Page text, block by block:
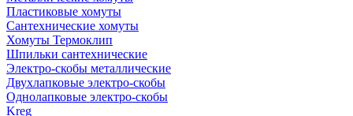
Пластиковые хомуты
Сантехнические хомуты
Хомуты Термоклип
Шпильки сантехнические
Электро-скобы металлические
Двухлапковые электро-скобы
Однолапковые электро-скобы
Kreg